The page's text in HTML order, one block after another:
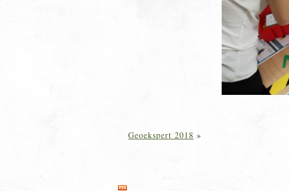
Geoekspert 2018 »